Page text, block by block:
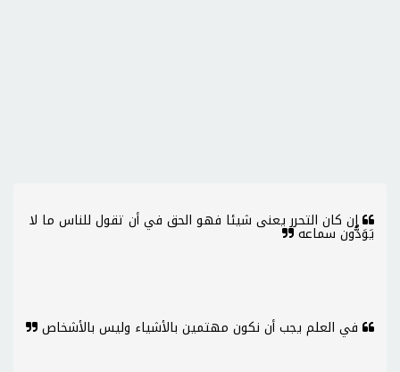
إن كان التحرر يعنى شيئا فهو الحق في أن تقول للناس ما لا
يَوَدُّون سماعه
في العلم يجب أن نكون مهتمين بالأشياء وليس بالأشخاص